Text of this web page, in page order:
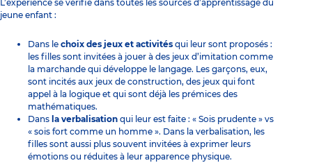
L’expérience se vérifie dans toutes les sources d’apprentissage du
jeune enfant :
Dans le choix des jeux et activités qui leur sont proposés :
les filles sont invitées à jouer à des jeux d’imitation comme
la marchande qui développe le langage. Les garçons, eux,
sont incités aux jeux de construction, des jeux qui font
appel à la logique et qui sont déjà les prémices des
mathématiques.
Dans la verbalisation qui leur est faite : « Sois prudente » vs
« sois fort comme un homme ». Dans la verbalisation, les
filles sont aussi plus souvent invitées à exprimer leurs
émotions ou réduites à leur apparence physique.